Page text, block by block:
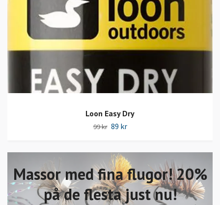
Massor med fina flugor! 20%
på de flesta just nu!
Loon Easy Dry
99 kr 89 kr